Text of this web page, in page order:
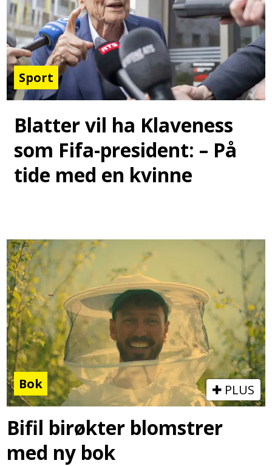
Sport
Blatter vil ha Klaveness
som Fifa-president: – På
tide med en kvinne
Bok PLUS
Bifil birøkter blomstrer
med ny bok